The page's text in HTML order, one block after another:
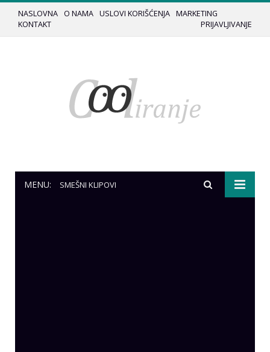
NASLOVNA O NAMA USLOVI KORIŠĆENJA MARKETING
KONTAKT
PRIJAVLJIVANJE
MENU: SMEŠNI KLIPOVI